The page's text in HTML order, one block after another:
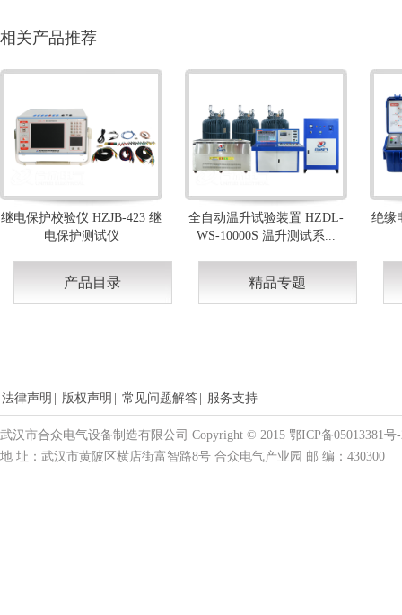
相关产品推荐
继电保护校验仪 HZJB-423 继
电保护测试仪
全自动温升试验装置 HZDL-
WS-10000S 温升测试系...
绝缘
产品目录 精品专题
法律声明 版权声明 常见问题解答 服务支持
武汉市合众电气设备制造有限公司 Copyright © 2015 鄂ICP备05013381号
地 址：武汉市黄陂区横店街富智路8号 合众电气产业园 邮 编：430300